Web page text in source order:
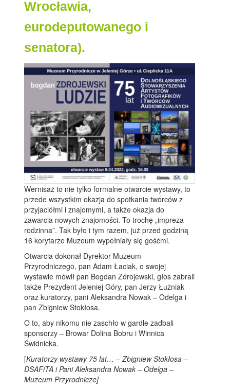
Wrocławia,
eurodeputowanego i
senatora).
Wernisaż to nie tylko formalne otwarcie wystawy, to
przede wszystkim okazja do spotkania twórców z
przyjaciółmi i znajomymi, a także okazja do
zawarcia nowych znajomości. To trochę „impreza
rodzinna”. Tak było i tym razem, już przed godziną
16 korytarze Muzeum wypełniały się gośćmi.
Otwarcia dokonał Dyrektor Muzeum
Przyrodniczego, pan Adam Łaciak, o swojej
wystawie mówił pan Bogdan Zdrojewski, głos zabrali
także Prezydent Jeleniej Góry, pan Jerzy Łużniak
oraz kuratorzy, pani Aleksandra Nowak – Odelga i
pan Zbigniew Stokłosa.
O to, aby nikomu nie zaschło w gardle zadbali
sponsorzy – Browar Dolina Bobru i Winnica
Świdnicka.
[Kuratorzy wystawy 75 lat… – Zbigniew Stokłosa –
DSAFiTA i Pani Aleksandra Nowak – Odelga –
Muzeum Przyrodnicze]